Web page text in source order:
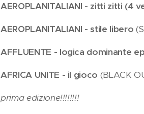
AEROPLANITALIANI - zitti zitti (4
AEROPLANITALIANI - stile libero
AFFLUENTE - logica dominante ep
AFRICA UNITE - il gioco (BLACK
prima edizione!!!!!!!!